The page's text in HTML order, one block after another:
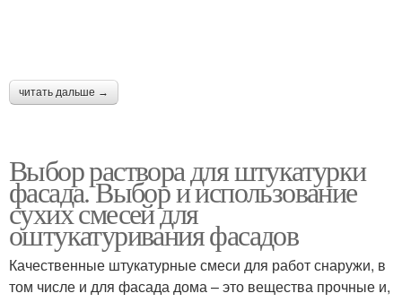
читать дальше →
Выбор раствора для штукатурки
фасада. Выбор и использование
сухих смесей для
оштукатуривания фасадов
Качественные штукатурные смеси для работ снаружи, в
том числе и для фасада дома – это вещества прочные и,